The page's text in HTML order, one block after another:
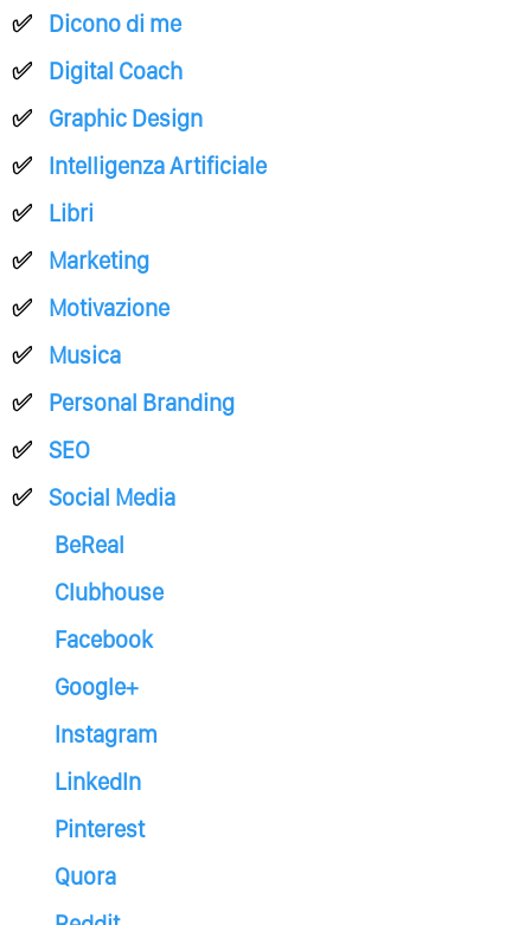
Dicono di me
Digital Coach
Graphic Design
Intelligenza Artificiale
Libri
Marketing
Motivazione
Musica
Personal Branding
SEO
Social Media
BeReal
Clubhouse
Facebook
Google+
Instagram
LinkedIn
Pinterest
Quora